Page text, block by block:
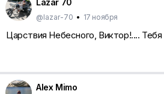
Lazar 70
@lazar-70 • 17 ноября
Царствия Небесного, Виктор!.... Тебя
Alex Mimo